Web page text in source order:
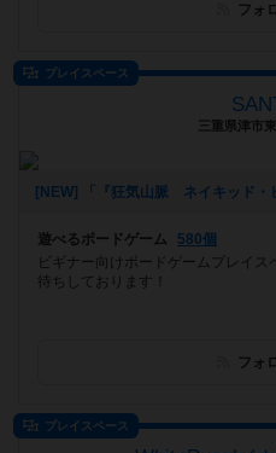
フォ
プレイスペース
三重県津市
遊べるボードゲーム
580個
ビギナー向けボードゲームプレイ
待ちしております！
フォ
プレイスペース